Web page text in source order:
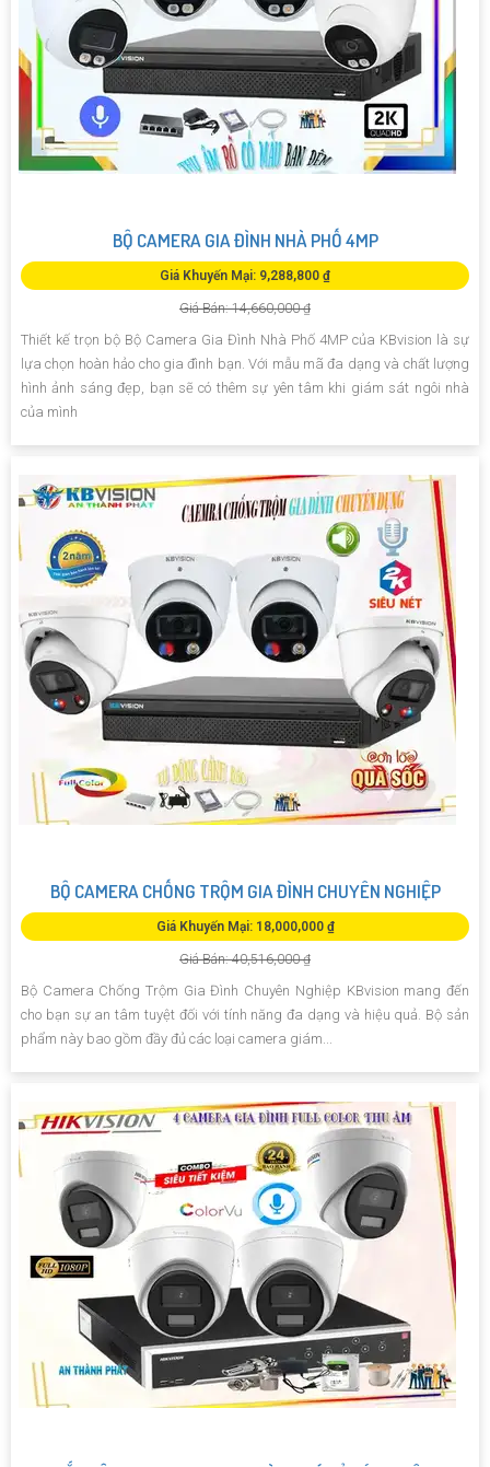
BỘ CAMERA GIA ĐÌNH NHÀ PHỐ 4MP
Giá Khuyến Mại: 9,288,800 ₫
Giá Bán: 14,660,000 ₫
Thiết kế trọn bộ Bộ Camera Gia Đình Nhà Phố 4MP của KBvision là sự
lựa chọn hoàn hảo cho gia đình bạn. Với mẫu mã đa dạng và chất lượng
hình ảnh sáng đẹp, bạn sẽ có thêm sự yên tâm khi giám sát ngôi nhà
của mình
BỘ CAMERA CHỐNG TRỘM GIA ĐÌNH CHUYÊN NGHIỆP
Giá Khuyến Mại: 18,000,000 ₫
Giá Bán: 40,516,000 ₫
Bộ Camera Chống Trộm Gia Đình Chuyên Nghiệp KBvision mang đến
cho bạn sự an tâm tuyệt đối với tính năng đa dạng và hiệu quả. Bộ sản
phẩm này bao gồm đầy đủ các loại camera giám...